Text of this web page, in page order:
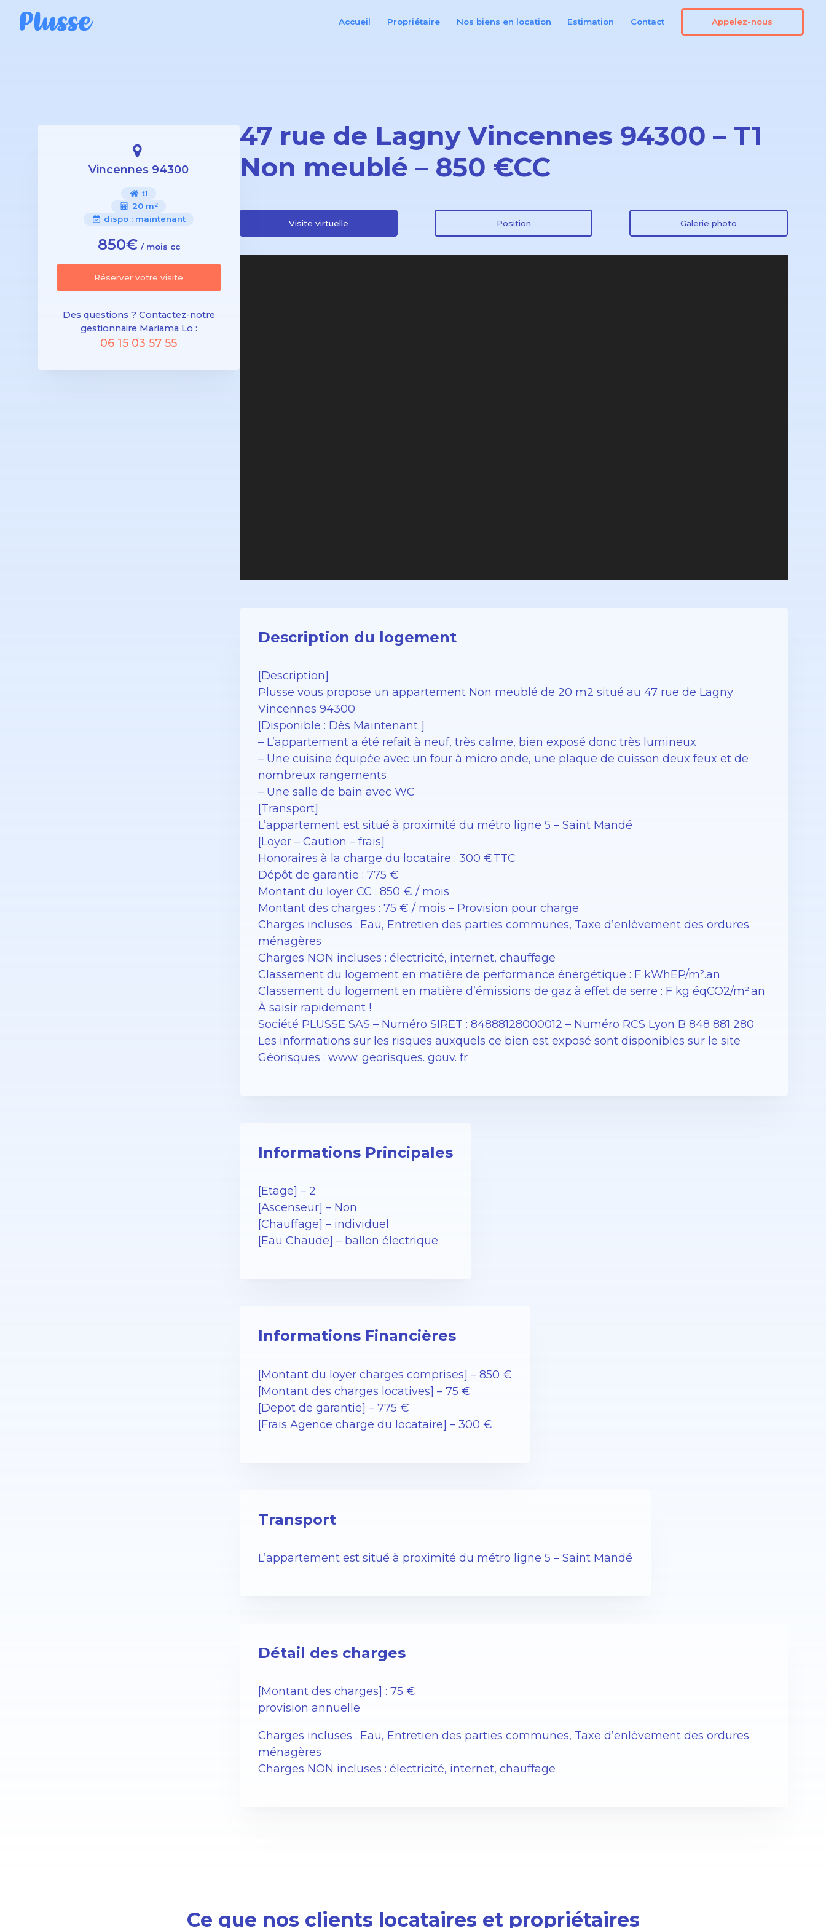
Accueil Propriétaire Nos biens en location Estimation Contact Appelez-nous
Vincennes 94300
t1
20 m²
dispo : maintenant
850€ / mois cc
Réserver votre visite
Des questions ? Contactez-notre
gestionnaire Mariama Lo :
06 15 03 57 55
47 rue de Lagny Vincennes 94300 – T1
Non meublé – 850 €CC
Visite virtuelle Position Galerie photo
Description du logement
[Description]
Plusse vous propose un appartement Non meublé de 20 m2 situé au 47 rue de Lagny
Vincennes 94300
[Disponible : Dès Maintenant ]
– L’appartement a été refait à neuf, très calme, bien exposé donc très lumineux
– Une cuisine équipée avec un four à micro onde, une plaque de cuisson deux feux et de
nombreux rangements
– Une salle de bain avec WC
[Transport]
L’appartement est situé à proximité du métro ligne 5 – Saint Mandé
[Loyer – Caution – frais]
Honoraires à la charge du locataire : 300 €TTC
Dépôt de garantie : 775 €
Montant du loyer CC : 850 € / mois
Montant des charges : 75 € / mois – Provision pour charge
Charges incluses : Eau, Entretien des parties communes, Taxe d’enlèvement des ordures
ménagères
Charges NON incluses : électricité, internet, chauffage
Classement du logement en matière de performance énergétique : F kWhEP/m².an
Classement du logement en matière d’émissions de gaz à effet de serre : F kg éqCO2/m².an
À saisir rapidement !
Société PLUSSE SAS – ​​Numéro SIRET : 84888128000012 – Numéro RCS Lyon B 848 881 280
Les informations sur les risques auxquels ce bien est exposé sont disponibles sur le site
Géorisques : www. georisques. gouv. fr
Informations Principales
[Etage] – 2
[Ascenseur] – Non
[Chauffage] – individuel
[Eau Chaude] – ballon électrique
Informations Financières
[Montant du loyer charges comprises] – 850 €
[Montant des charges locatives] – 75 €
[Depot de garantie] – 775 €
[Frais Agence charge du locataire] – 300 €
Transport
L’appartement est situé à proximité du métro ligne 5 – Saint Mandé
Détail des charges
[Montant des charges] : 75 €
provision annuelle
Charges incluses : Eau, Entretien des parties communes, Taxe d’enlèvement des ordures
ménagères
Charges NON incluses : électricité, internet, chauffage
Ce que nos clients locataires et propriétaires